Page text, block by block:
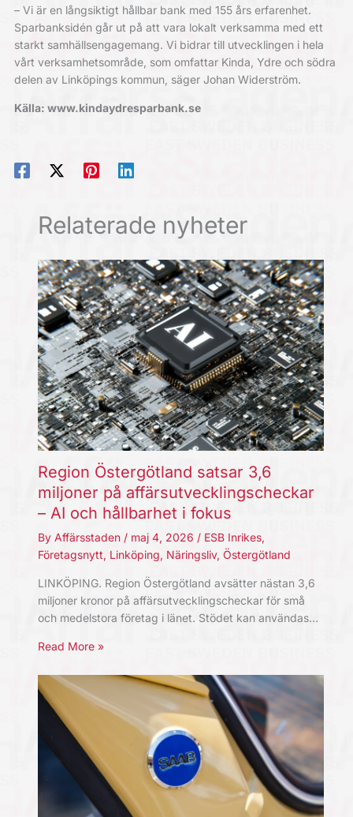
– Vi är en långsiktigt hållbar bank med 155 års erfarenhet.
Sparbanksidén går ut på att vara lokalt verksamma med ett
starkt samhällsengagemang. Vi bidrar till utvecklingen i hela
vårt verksamhetsområde, som omfattar Kinda, Ydre och södra
delen av Linköpings kommun, säger Johan Widerström.
Källa: www.kindaydresparbank.se
Relaterade nyheter
Region Östergötland satsar 3,6
miljoner på affärsutvecklingscheckar
– AI och hållbarhet i fokus
By Affärsstaden / maj 4, 2026 / ESB Inrikes,
Företagsnytt, Linköping, Näringsliv, Östergötland
LINKÖPING. Region Östergötland avsätter nästan 3,6
miljoner kronor på affärsutvecklingscheckar för små
och medelstora företag i länet. Stödet kan användas…
Read More »